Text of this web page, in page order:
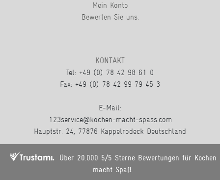
Mein Konto
Bewerten Sie uns.
KONTAKT
Tel: +49 (0) 78 42 98 61 0
Fax: +49 (0) 78 42 99 79 45 3
E-Mail:
123service@kochen-macht-spass.com
Hauptstr. 24, 77876 Kappelrodeck Deutschland
Über 20.000 5/5 Sterne Bewertungen für Kochen
macht Spaß.